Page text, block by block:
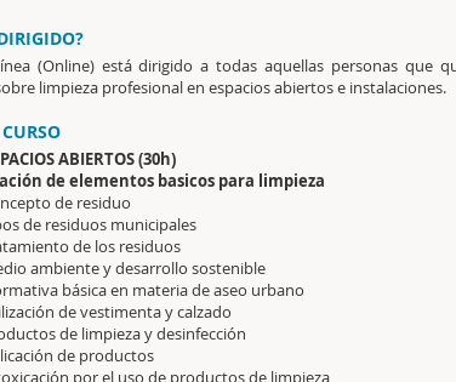
(Online) está dirigido a todas aquellas personas que
limpieza profesional en espacios abiertos e instalaciones.
ABIERTOS (30h)
de elementos basicos para limpieza
de residuo
de residuos municipales
de los residuos
ambiente y desarrollo sostenible
básica en materia de aseo urbano
de vestimenta y calzado
de limpieza y desinfección
de productos
por el uso de productos de limpieza